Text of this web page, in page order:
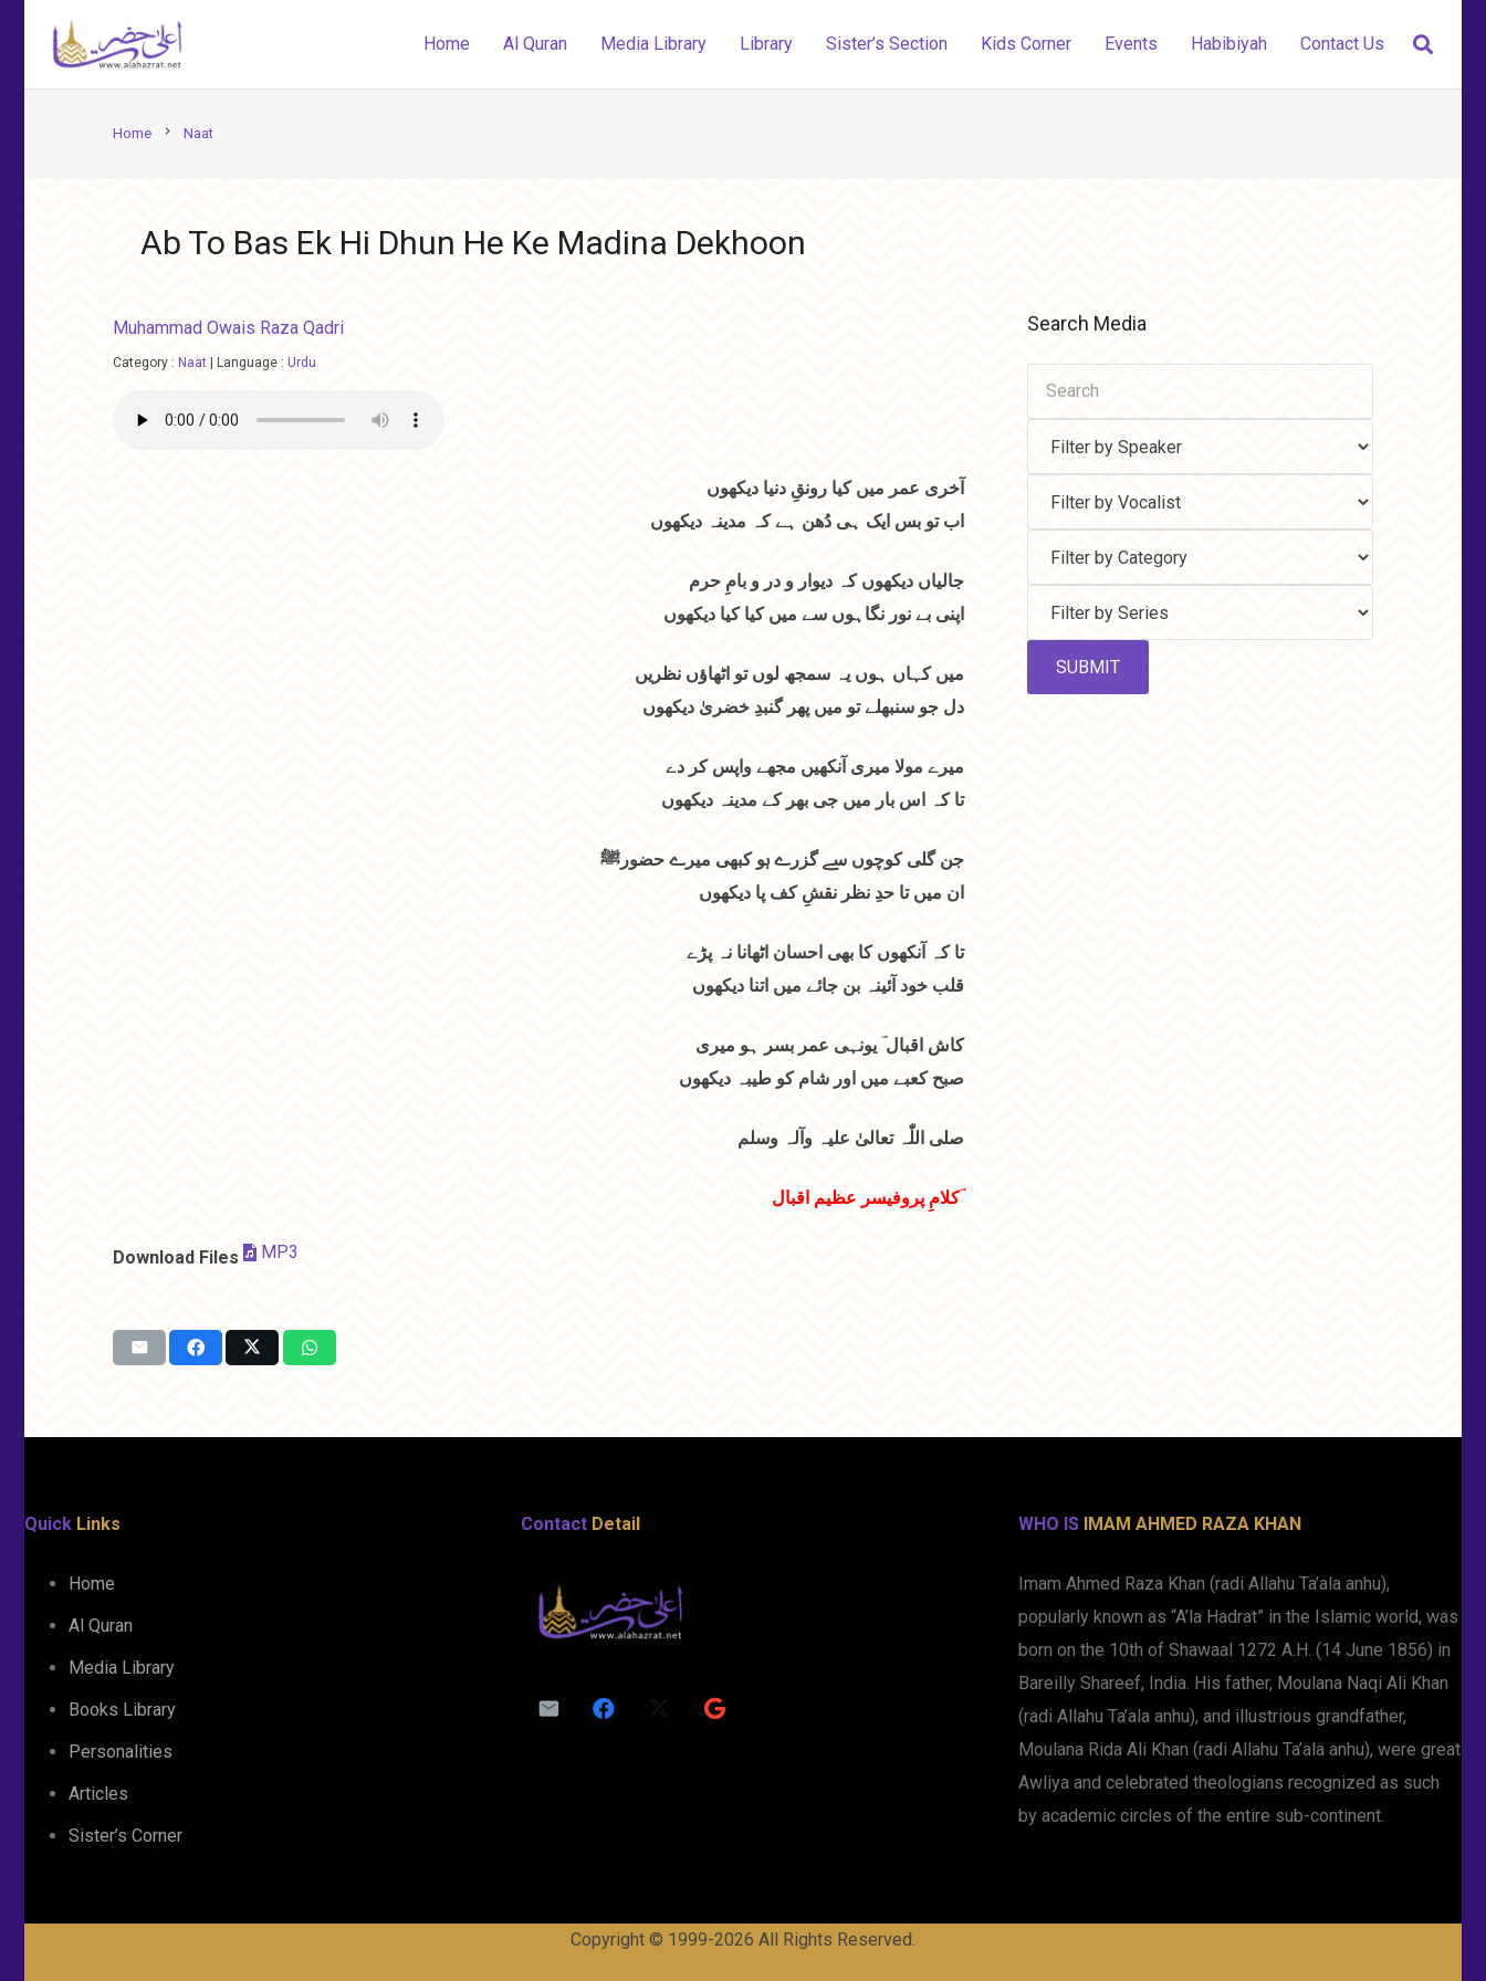
Home Al Quran Media Library Library Sister’s Section Kids Corner Events Habibiyah Contact Us
Home chevron_right Naat
Ab To Bas Ek Hi Dhun He Ke Madina Dekhoon
Muhammad Owais Raza Qadri
Category : Naat Language : Urdu
آخری عمر میں کیا رونقِ دنیا دیکھوں
اب تو بس ایک ہی دُھن ہے کہ مدینہ دیکھوں
جالیاں دیکھوں کہ دیوار و در و بامِ حرم
اپنی بے نور نگاہوں سے میں کیا کیا دیکھوں
میں کہاں ہوں یہ سمجھ لوں تو اٹھاؤں نظریں
دل جو سنبھلے تو میں پھر گنبدِ خضریٰ دیکھوں
میرے مولا میری آنکھیں مجھے واپس کر دے
تا کہ اس بار میں جی بھر کے مدینہ دیکھوں
جن گلی کوچوں سے گزرے ہو کبھی میرے حضورﷺ
ان میں تا حدِ نظر نقشِ کف پا دیکھوں
تا کہ آنکھوں کا بھی احسان اٹھانا نہ پڑے
قلب خود آئینہ بن جائے میں اتنا دیکھوں
کاش اقبال ؔ یونہی عمر بسر ہو میری
صبح کعبے میں اور شام کو طیبہ دیکھوں
صلی اللّٰہ تعالیٰ علیہ وآلہ وسلم
کلامِ پروفیسر عظیم اقبال ؔ
Download Files MP3
Search Media
Quick Links
Home
Al Quran
Media Library
Books Library
Personalities
Articles
Sister’s Corner
Contact Detail WHO IS IMAM AHMED RAZA KHAN
Imam Ahmed Raza Khan (radi Allahu Ta’ala anhu),
popularly known as “A’la Hadrat” in the Islamic world, was
born on the 10th of Shawaal 1272 A.H. (14 June 1856) in
Bareilly Shareef, India. His father, Moulana Naqi Ali Khan
(radi Allahu Ta’ala anhu), and illustrious grandfather,
Moulana Rida Ali Khan (radi Allahu Ta’ala anhu), were great
Awliya and celebrated theologians recognized as such
by academic circles of the entire sub-continent.
Copyright © 1999-2026 All Rights Reserved.